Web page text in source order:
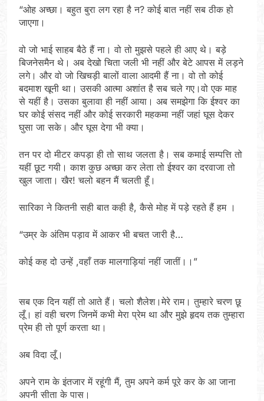
“ओह अच्छा। बहुत बुरा लग रहा है न? कोई बात नहीं सब ठीक हो
जाएगा।
वो जो भाई साहब बैठे हैं ना। वो तो मुझसे पहले ही आए थे। बड़े
बिजनेसमैन थे। अब देखो चिता जली भी नहीं और बेटे आपस में लड़ने
लगे। और वो जो खिचड़ी बालों वाला आदमी हैं ना। वो तो कोई
बदमाश खूनी था। उसकी आत्मा अशांत है सब चले गए।वो एक माह
से यहीं है। उसका बुलावा ही नहीं आया। अब समझेगा कि ईश्वर का
घर कोई संसद नहीं और कोई सरकारी महकमा नहीं जहां घूस देकर
घुसा जा सके। और घूस देगा भी क्या।
तन पर दो मीटर कपड़ा ही तो साथ जलता है। सब कमाई सम्पत्ति तो
यहीं छूट गयी। काश कुछ अच्छा कर लेता तो ईश्वर का दरवाजा तो
खुल जाता। खैर! चलो बहन मैं चलती हूँ।
सारिका ने कितनी सही बात कही है, कैसे मोह में पड़े रहते हैं हम ।
“उम्र के अंतिम पड़ाव में आकर भी बचत जारी है…
कोई कह दो उन्हें ,वहाँ तक मालगाड़ियां नहीं जातीं।।”
सब एक दिन यहीं तो आते हैं। चलो शैलेश।मेरे राम। तुम्हारे चरण छू
लूँ। हां वही चरण जिनमें कभी मेरा प्रेम था और मुझे हृदय तक तुम्हारा
प्रेम ही तो पूर्ण करता था।
अब विदा लूँ।
अपने राम के इंतजार में रहूंगी मैं, तुम अपने कर्म पूरे कर के आ जाना
अपनी सीता के पास।